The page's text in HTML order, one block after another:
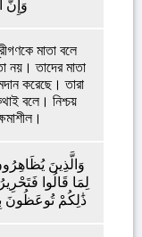
وَإِنَّ
মাতা বলে
নয়। তাদের মাতা
করেছে। তারা
বলে। নিশ্চয়
وَالَّذِينَ
لِمَا قَالُوا
ذَٰلِكُمْ تُوعَظُونَ